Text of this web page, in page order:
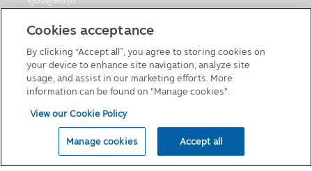
หรือในกรณีที่บริษัทฯเชื่อโดยดุลยพินิจว่าการ
เปิดเผยข้อมูลส่วนบุคคลมีความจำเป็นหรือ
เหมาะสมเพื่อป้องกันอันตรายทางกายภาพหรือ
การสูญเสียทางการเงิน หรือเพื่อรายงานถึง
กิจกรรมที่ต้องสงสัยว่าผิดกฎหมาย
• เพื่อปกป้องผลประโยชน์ที่สำคัญของบุคคล
• เพื่อปกป้องทรัพย์สิน บริการ และสิทธิ์ตาม
กฎหมายของบริษัทจัดการ
• ในส่วนที่เชื่อมโยงกับบริการจัดส่งและบริการ
ต่างๆ ที่เกี่ยวข้องสำหรับการซื้อที่ทำโดยใช้การ
บริการ
คู่มือการลงทุนในกองทุนที่มีสิทธิประโยชน์ทางภาษี
แบบฟอร์มต่างๆ
นโยบายเกี่ยวกับคุกกี้
© 2026 Principal Asset Management Co.,Ltd
Cookies acceptance
By clicking “Accept all”, you agree to storing cookies on
your device to enhance site navigation, analyze site
usage, and assist in our marketing efforts. More
information can be found on "Manage cookies".
View our Cookie Policy
Manage cookies Accept all